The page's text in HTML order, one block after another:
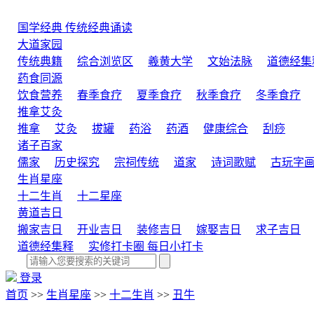
国学经典 传统经典诵读
大道家园
传统典籍
综合浏览区 羲黄大学 文始法脉
道德经集
药食同源
饮食营养
春季食疗 夏季食疗 秋季食疗 冬季食疗
推拿艾灸
推拿
艾灸 拔罐 药浴 药酒 健康综合
刮痧
诸子百家
儒家
历史探究 宗祠传统 道家 诗词歌赋 古玩字画
生肖星座
十二生肖
十二星座
黄道吉日
搬家吉日
开业吉日 装修吉日 嫁娶吉日
求子吉日
道德经集释
实修打卡圈 每日小打卡
登录
首页 >> 生肖星座 >> 十二生肖 >> 丑牛